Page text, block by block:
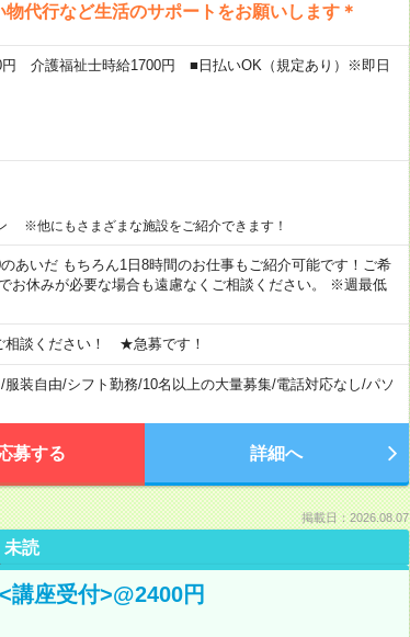
代行など生活のサポートをお願いします＊
介護福祉士時給1700円 ■日払いOK（規定あり）※即日
※他にもさまざまな施設をご紹介できます！
あいだ もちろん1日8時間のお仕事もご紹介可能です！ご希
お休みが必要な場合も遠慮なくご相談ください。 ※週最低
相談ください！ ★急募です！
/服装自由/シフト勤務/10名以上の大量募集/電話対応なし/パソ
募する 詳細へ
掲載日：2026.08.07
未読
講座受付>@2400円